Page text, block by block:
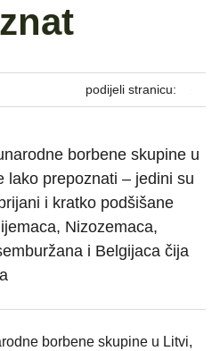
podijeli stranicu:
borbene skupine u
lako prepoznati – jedini su
i kratko podšišane
Nizozemaca,
i Belgijaca čija
borbene skupine u Litvi,